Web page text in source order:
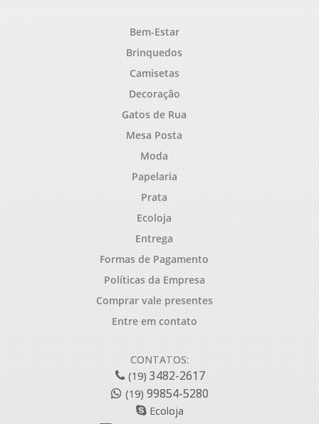
Bem-Estar
Brinquedos
Camisetas
Decoração
Gatos de Rua
Mesa Posta
Moda
Papelaria
Prata
Ecoloja
Entrega
Formas de Pagamento
Políticas da Empresa
Comprar vale presentes
Entre em contato
CONTATOS:
(19)3482-2617
(19)99854-5280
Ecoloja